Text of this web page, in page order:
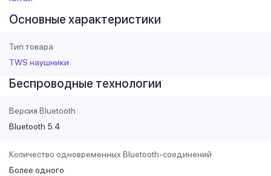
Основные характеристики
Тип товара
TWS наушники
Беспроводные технологии
Версия Bluetooth
Bluetooth 5.4
Количество одновременных Bluetooth-соединений
Более одного